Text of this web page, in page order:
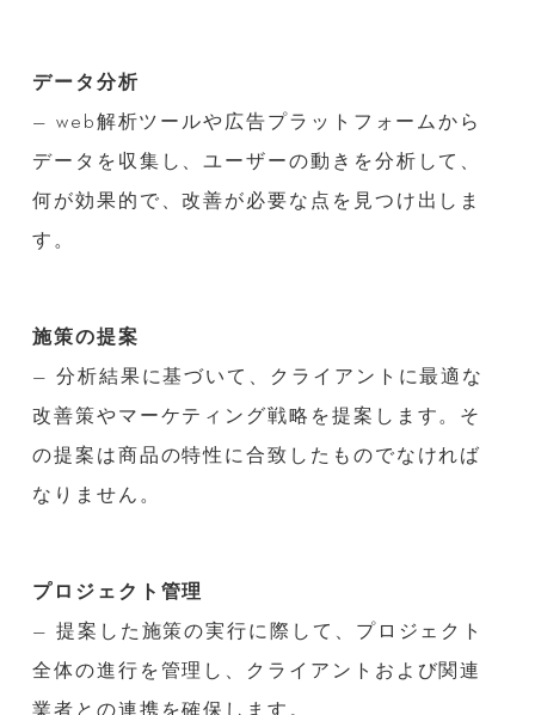
データ分析
– web解析ツールや広告プラットフォームから
データを収集し、ユーザーの動きを分析して、
何が効果的で、改善が必要な点を見つけ出しま
す。
施策の提案
– 分析結果に基づいて、クライアントに最適な
改善策やマーケティング戦略を提案します。そ
の提案は商品の特性に合致したものでなければ
なりません。
プロジェクト管理
– 提案した施策の実行に際して、プロジェクト
全体の進行を管理し、クライアントおよび関連